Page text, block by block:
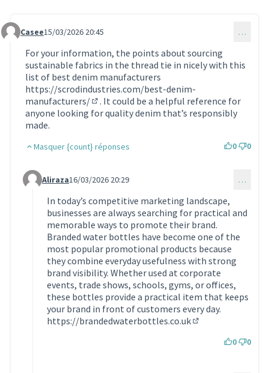
Commentaire 2191
Casee15/03/2026 20:45 …
For your information, the points about sourcing
sustainable fabrics in the thread tie in nicely with this
list of best denim manufacturers
https://scrodindustries.com/best-denim-
manufacturers/
(Lien externe)
. It could be a helpful reference for
anyone looking for quality denim that’s responsibly
made.
Masquer {count} réponses 0 0
Commentaire 2196 (réponse au commentaire 2191)
Aliraza16/03/2026 20:29 …
In today’s competitive marketing landscape,
businesses are always searching for practical and
memorable ways to promote their brand.
Branded water bottles have become one of the
most popular promotional products because
they combine everyday usefulness with strong
brand visibility. Whether used at corporate
events, trade shows, schools, gyms, or offices,
these bottles provide a practical item that keeps
your brand in front of customers every day.
https://brandedwaterbottles.co.uk
0 0